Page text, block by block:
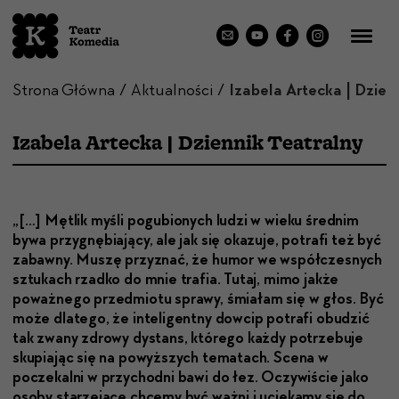
Strona Główna Aktualności Izabela Artecka |
Izabela Artecka | Dziennik Teatralny
„[…] Męt­lik myśli pogu­bionych ludzi w wieku śred­nim
bywa przygnębi­a­ją­cy, ale jak się okazu­je, potrafi też być
zabawny. Muszę przyz­nać, że humor we współczes­nych
sztukach rzad­ko do mnie trafia. Tutaj, mimo jakże
poważnego przed­mio­tu sprawy, śmi­ałam się w głos. Być
może dlat­ego, że inteligent­ny dow­cip potrafi obudz­ić
tak zwany zdrowy dys­tans, którego każdy potrze­bu­je
sku­pi­a­jąc się na powyższych tem­at­ach. Sce­na w
poczekalni w przy­chod­ni bawi do łez. Oczy­wiś­cie jako